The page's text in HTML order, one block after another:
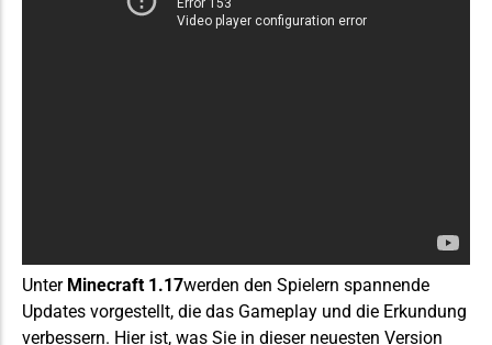
Unter Minecraft 1.17werden den Spielern spannende
Updates vorgestellt, die das Gameplay und die Erkundung
verbessern. Hier ist, was Sie in dieser neuesten Version